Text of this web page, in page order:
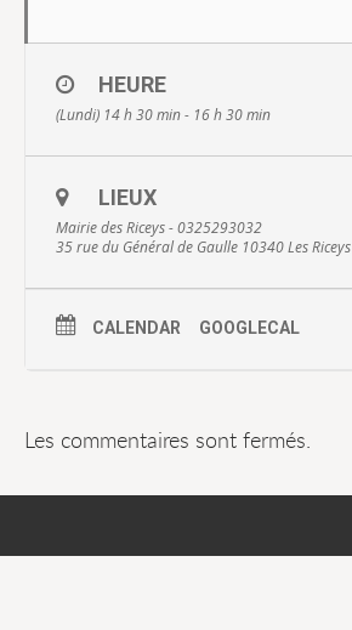
HEURE
(Lundi) 14 h 30 min - 16 h 30 min
LIEUX
Mairie des Riceys - 0325293032
35 rue du Général de Gaulle 10340 Les Riceys
CALENDAR GOOGLECAL
Les commentaires sont fermés.